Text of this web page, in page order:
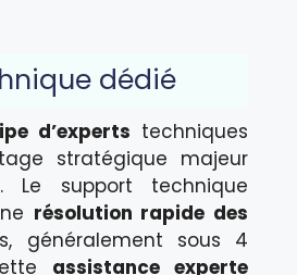
dédié
d’experts techniques
stratégique majeur
Le support technique
résolution rapide des
généralement sous 4
assistance experte